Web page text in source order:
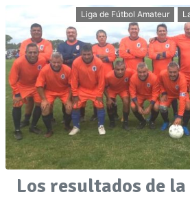
Liga de Fútbol Amateur
Los resultados de